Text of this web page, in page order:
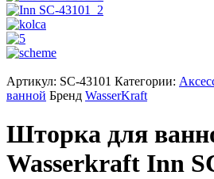
Артикул: SC-43101 Категории:
ванной Бренд WasserKraft
Шторка для
Wasserkraft Inn